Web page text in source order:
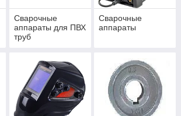
Сварочные
аппараты для ПВХ
труб
Сварочные
аппараты